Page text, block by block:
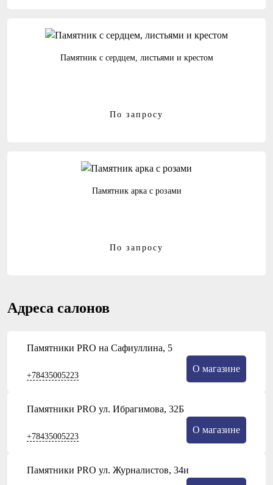
Памятник с сердцем, листьями и крестом
По запросу
Памятник арка с розами
По запросу
Адреса салонов
Памятники PRO на Сафиуллина, 5
+78435005223
О магазине
Памятники PRO ул. Ибрагимова, 32Б
+78435005223
О магазине
Памятники PRO ул. Журналистов, 34и